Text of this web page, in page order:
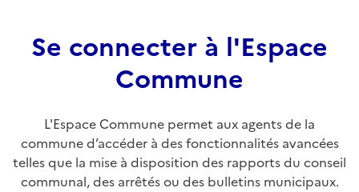
Se connecter à l'Espace
Commune
L'Espace Commune permet aux agents de la
commune d’accéder à des fonctionnalités avancées
telles que la mise à disposition des rapports du conseil
communal, des arrêtés ou des bulletins municipaux.